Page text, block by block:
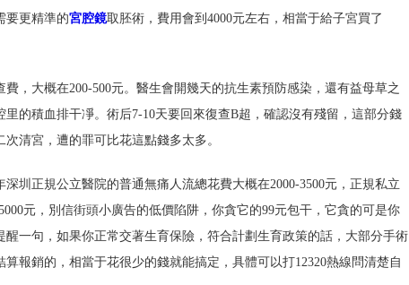
要更精準的宮腔鏡取胚術，費用會到4000元左右，相當于給子宮買了
，大概在200-500元。醫生會開幾天的抗生素預防感染，還有益母草之
的積血排干凈。術后7-10天要回來復查B超，確認沒有殘留，這部分錢
清宮，遭的罪可比花這點錢多太多。
深圳正規公立醫院的普通無痛人流總花費大概在2000-3500元，正規私立
元，別信街頭小廣告的低價陷阱，你貪它的99元包干，它貪的可是你
醒一句，如果你正常交著生育保險，符合計劃生育政策的話，大部分手術
報銷的，相當于花很少的錢就能搞定，具體可以打12320熱線問清楚自